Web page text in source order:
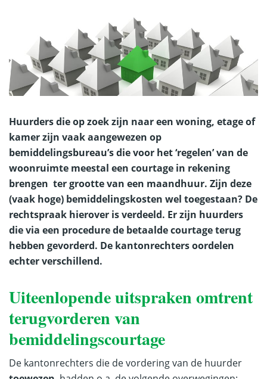
Huurders die op zoek zijn naar een woning, etage of
kamer zijn vaak aangewezen op
bemiddelingsbureau’s die voor het ‘regelen’ van de
woonruimte meestal een courtage in rekening
brengen ter grootte van een maandhuur. Zijn deze
(vaak hoge) bemiddelingskosten wel toegestaan? De
rechtspraak hierover is verdeeld. Er zijn huurders
die via een procedure de betaalde courtage terug
hebben gevorderd. De kantonrechters oordelen
echter verschillend.
Uiteenlopende uitspraken omtrent
terugvorderen van
bemiddelingscourtage
De kantonrechters die de vordering van de huurder